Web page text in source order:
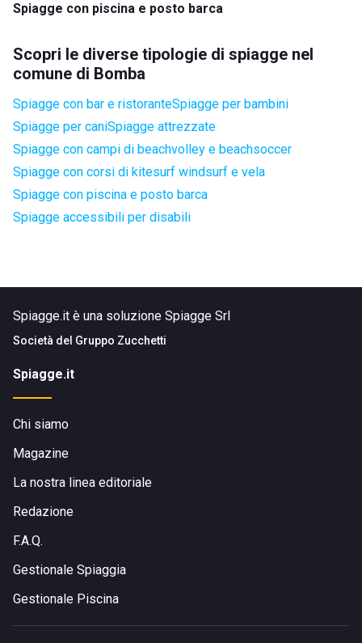
Spiagge con piscina e posto barca
Scopri le diverse tipologie di spiagge nel
comune di Bomba
Spiagge con bar e ristoranteSpiagge per bambini
Spiagge per caniSpiagge attrezzate
Spiagge con campi di beachvolley e beachsoccer
Spiagge con corsi di kitesurf windsurf e vela
Spiagge con piscina e posto barca
Spiagge accessibili per disabili
Spiagge.it è una soluzione Spiagge Srl
Società del Gruppo Zucchetti
Spiagge.it
Chi siamo
Magazine
La nostra linea editoriale
Redazione
F.A.Q.
Gestionale Spiaggia
Gestionale Piscina